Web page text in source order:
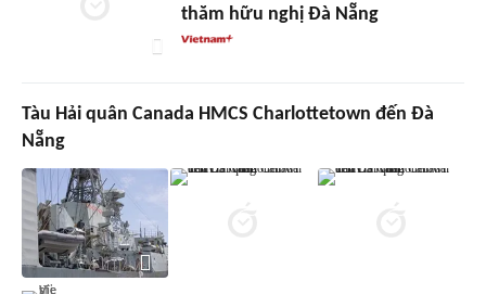
thăm hữu nghị Đà Nẵng
Tàu Hải quân Canada HMCS Charlottetown đến Đà
Nẵng